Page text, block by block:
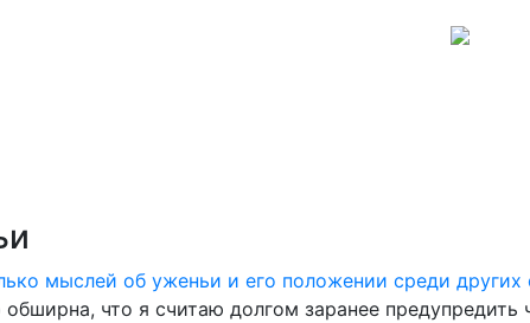
мыслей об уженьи и его положении среди других
что я считаю долгом заранее предупредить